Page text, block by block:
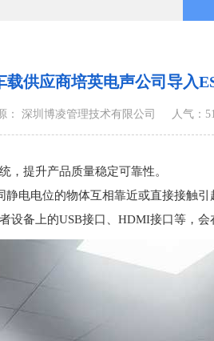
供应商培英电声公司导入
： 深圳博凌管理技术有限公司 人气：
，提升产品质量稳定可靠性。
静电电位的物体互相靠近或直接接
备上的USB接口、HDMI接口等，